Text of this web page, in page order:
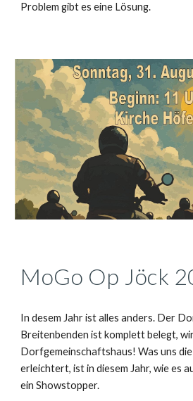
Problem gibt es eine Lösung.
MoGo Op Jöck
In desem Jahr ist alles anders. Der
Breitenbenden ist komplett belegt,
Dorfgemeinschaftshaus! Was uns
erleichtert, ist in diesem Jahr, wie es
ein Showstopper.